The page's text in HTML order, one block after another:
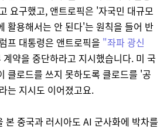
요구했고, 앤트로픽은 '자국민 대규모
활용해서는 안 된다'는 원칙을 들어 반
프 대통령은 앤트로픽을 "좌파 광신
약을 중단하라고 지시했습니다. 미 국
클로드를 쓰지 못하도록 클로드를 '공
는 지시도 이어졌고요.
본 중국과 러시아도 AI 군사화에 박차를